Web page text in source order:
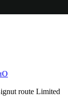
О
route Limited